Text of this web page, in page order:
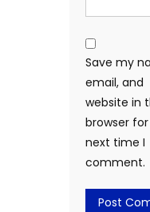
Save my
email, and
website in
browser
next time I
comment.